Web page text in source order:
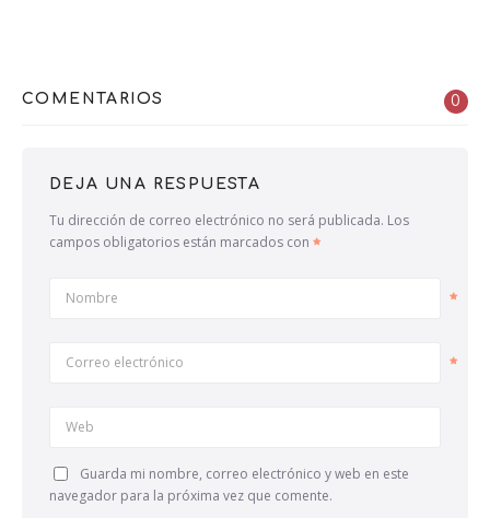
COMENTARIOS 0
DEJA UNA RESPUESTA
Tu dirección de correo electrónico no será publicada. Los
campos obligatorios están marcados con
Nombre
Correo electrónico
Web
Guarda mi nombre, correo electrónico y web en este
navegador para la próxima vez que comente.